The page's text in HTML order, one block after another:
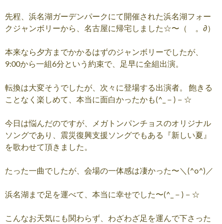
先程、浜名湖ガーデンパークにて開催された浜名湖フォー
クジャンボリーから、名古屋に帰宅しました☆〜（ゝ。∂）
本来なら夕方までかかるはずのジャンボリーでしたが、
9:00から一組6分という約束で、足早に全組出演。
転換は大変そうでしたが、次々に登場する出演者。 飽きる
ことなく楽しめて、本当に面白かったかも(^_－)－☆
今日は悩んだのですが、メガトンパンチョスのオリジナル
ソングであり、震災復興支援ソングでもある『新しい夏』
を歌わせて頂きました。
たった一曲でしたが、会場の一体感は凄かった〜＼(^o^)／
浜名湖まで足を運べて、本当に幸せでした〜(^_－)－☆
こんなお天気にも関わらず、わざわざ足を運んで下さった